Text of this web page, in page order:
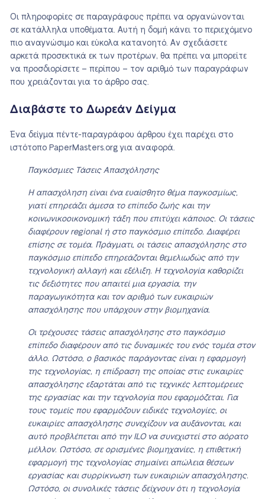
Οι πληροφορίες σε παραγράφους πρέπει να οργανώνονται
σε κατάλληλα υποθέματα. Αυτή η δομή κάνει το περιεχόμενο
πιο αναγνώσιμο και εύκολα κατανοητό. Αν σχεδιάσετε
αρκετά προσεκτικά εκ των προτέρων, θα πρέπει να μπορείτε
να προσδιορίσετε – περίπου – τον αριθμό των παραγράφων
που χρειάζονται για το άρθρο σας.
Διαβάστε το Δωρεάν Δείγμα
Ένα δείγμα πέντε-παραγράφου άρθρου έχει παρέχει στο
ιστότοπο PaperMasters.org για αναφορά.
Παγκόσμιες Τάσεις Απασχόλησης
Η απασχόληση είναι ένα ευαίσθητο θέμα παγκοσμίως,
γιατί επηρεάζει άμεσα το επίπεδο ζωής και την
κοινωνικοοικονομική τάξη που επιτύχει κάποιος. Οι τάσεις
διαφέρουν regional ή στο παγκόσμιο επίπεδο. Διαφέρει
επίσης σε τομέα. Πράγματι, οι τάσεις απασχόλησης στο
παγκόσμιο επίπεδο επηρεάζονται θεμελιωδώς από την
τεχνολογική αλλαγή και εξέλιξη. Η τεχνολογία καθορίζει
τις δεξιότητες που απαιτεί μια εργασία, την
παραγωγικότητα και τον αριθμό των ευκαιριών
απασχόλησης που υπάρχουν στην βιομηχανία.
Οι τρέχουσες τάσεις απασχόλησης στο παγκόσμιο
επίπεδο διαφέρουν από τις δυναμικές του ενός τομέα στον
άλλο. Ωστόσο, ο βασικός παράγοντας είναι η εφαρμογή
της τεχνολογίας, η επίδραση της οποίας στις ευκαιρίες
απασχόλησης εξαρτάται από τις τεχνικές λεπτομέρειες
της εργασίας και την τεχνολογία που εφαρμόζεται. Για
τους τομείς που εφαρμόζουν ειδικές τεχνολογίες, οι
ευκαιρίες απασχόλησης συνεχίζουν να αυξάνονται, και
αυτό προβλέπεται από την ILO να συνεχιστεί στο αόρατο
μέλλον. Ωστόσο, σε ορισμένες βιομηχανίες, η επιθετική
εφαρμογή της τεχνολογίας σημαίνει απώλεια θέσεων
εργασίας και συρρίκνωση των ευκαιριών απασχόλησης.
Ωστόσο, οι συνολικές τάσεις δείχνουν ότι η τεχνολογία